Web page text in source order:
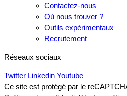
Contactez-nous
Où nous trouver ?
Outils expérimentaux
Recrutement
Réseaux sociaux
Twitter Linkedin Youtube
Ce site est protégé par le